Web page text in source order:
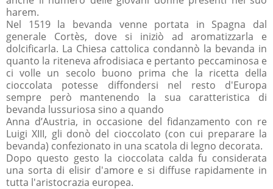
harem.
Nel 1519 la bevanda venne portata in Spagna dal
generale Cortès, dove si iniziò ad aromatizzarla e
dolcificarla. La Chiesa cattolica condannò la bevanda in
quanto la riteneva afrodisiaca e pertanto peccaminosa e
ci volle un secolo buono prima che la ricetta della
cioccolata potesse diffondersi nel resto d'Europa
sempre però mantenendo la sua caratteristica di
bevanda lussuriosa sino a quando
Anna d’Austria, in occasione del fidanzamento con re
Luigi XIII, gli donò del cioccolato (con cui preparare la
bevanda) confezionato in una scatola di legno decorata.
Dopo questo gesto la cioccolata calda fu considerata
una sorta di elisir d'amore e si diffuse rapidamente in
tutta l'aristocrazia europea.